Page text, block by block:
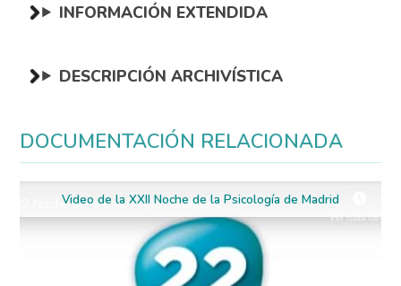
INFORMACIÓN EXTENDIDA
DESCRIPCIÓN ARCHIVÍSTICA
DOCUMENTACIÓN RELACIONADA
Video de la XXII Noche de la Psicología de Madrid